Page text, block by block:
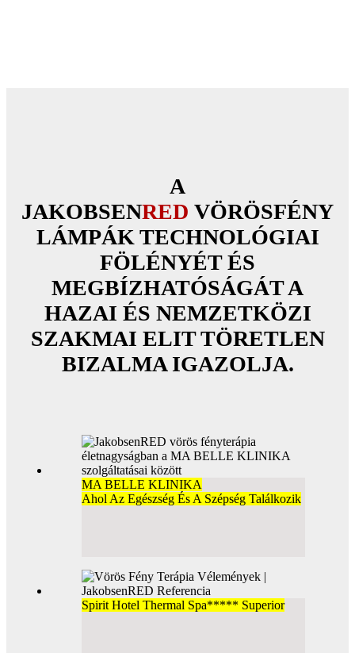
A
JAKOBSENRED VÖRÖSFÉNY
LÁMPÁK TECHNOLÓGIAI
FÖLÉNYÉT ÉS
MEGBÍZHATÓSÁGÁT A
HAZAI ÉS NEMZETKÖZI
SZAKMAI ELIT TÖRETLEN
BIZALMA IGAZOLJA.
MA BELLE KLINIKA
Ahol Az Egészség És A Szépség Találkozik
Spirit Hotel Thermal Spa***** Superior